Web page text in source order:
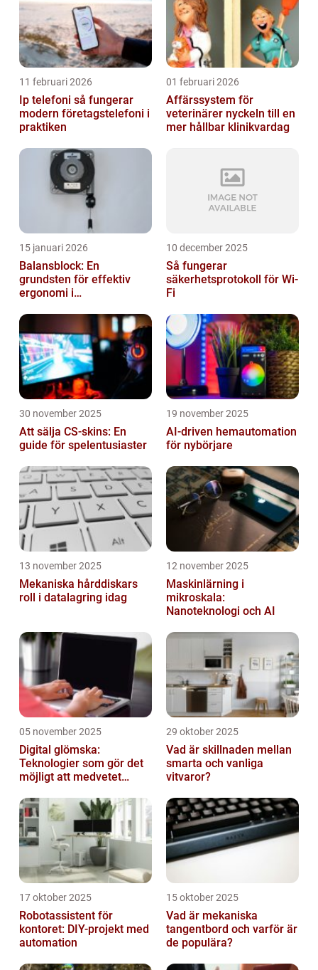
11 februari 2026
Ip telefoni så fungerar
modern företagstelefoni i
praktiken
01 februari 2026
Affärssystem för
veterinärer nyckeln till en
mer hållbar klinikvardag
15 januari 2026
Balansblock: En
grundsten för effektiv
ergonomi i
10 december 2025
Så fungerar
säkerhetsprotokoll för Wi-
Fi
30 november 2025
Att sälja CS-skins: En
guide för spelentusiaster
19 november 2025
AI-driven hemautomation
för nybörjare
13 november 2025
Mekaniska hårddiskars
roll i datalagring idag
12 november 2025
Maskinlärning i
mikroskala:
Nanoteknologi och AI
05 november 2025
Digital glömska:
Teknologier som gör det
möjligt att medvetet
29 oktober 2025
Vad är skillnaden mellan
smarta och vanliga
vitvaror?
17 oktober 2025
Robotassistent för
kontoret: DIY-projekt med
automation
15 oktober 2025
Vad är mekaniska
tangentbord och varför är
de populära?